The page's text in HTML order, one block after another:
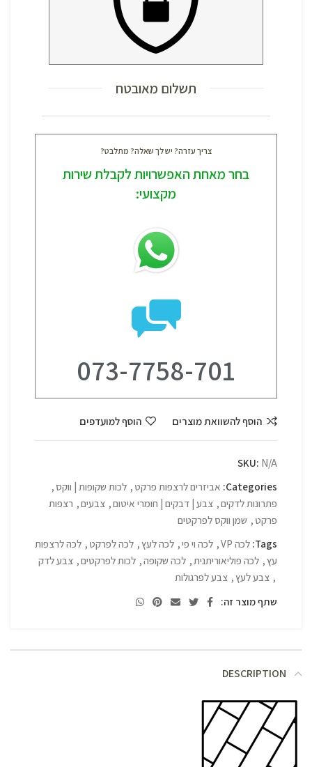
תשלום מאובטח
צריך עזרה? יש לך שאלה? מתלבט?
בחר מאחת האפשרויות לקבלת שירות
מקצועי:
073-7758-701
הוסף להשוואת מוצרים הוסף למועדפים
SKU: N/A
Categories: אביזרים לרצפות פרקט , לכות שקופות | ווקס ,
פתרונות לדקים, צבע | דבקים | חומרי איטום, צבעים, רצפות
פרקט , שמן ווקס לפרקטים
Tags: לכה VP , לכה וי פי, לכה לעץ, לכה לפרקט , לכה לרצפות
עץ, לכה פוליאוריתנית, לכה שקופה, לכות לפרקטים, צבע לדק
, צבע לעץ, צבע לפרגולות
שתף מוצר זה:
DESCRIPTION